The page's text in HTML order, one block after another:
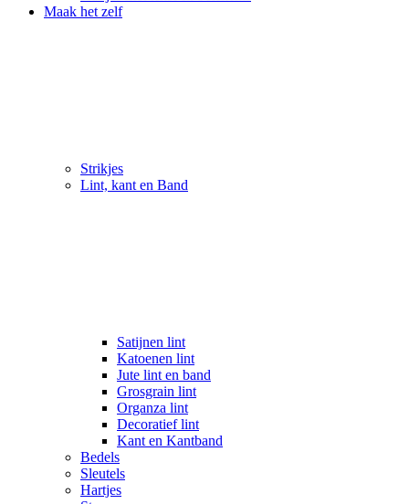
Maak het zelf
Strikjes
Lint, kant en Band
Satijnen lint
Katoenen lint
Jute lint en band
Grosgrain lint
Organza lint
Decoratief lint
Kant en Kantband
Bedels
Sleutels
Hartjes